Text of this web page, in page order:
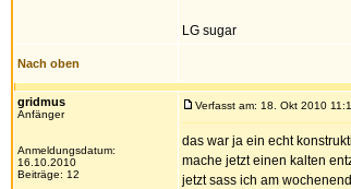
LG sugar
Nach oben
gridmus
Anfänger
Anmeldungsdatum:
16.10.2010
Beiträge: 12
Verfasst am: 18. Okt 2010
das war ja ein echt
mache jetzt einen kalten
jetzt sass ich am